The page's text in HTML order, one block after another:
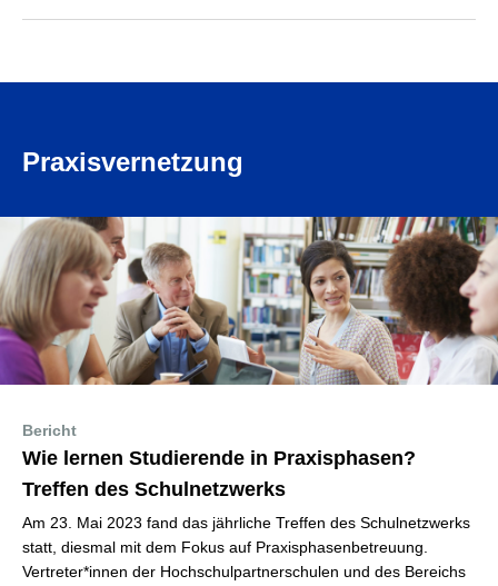
Praxisvernetzung
Bericht
Wie lernen Studierende in Praxisphasen?
Treffen des Schulnetzwerks
Am 23. Mai 2023 fand das jährliche Treffen des Schulnetzwerks
statt, diesmal mit dem Fokus auf Praxisphasenbetreuung.
Vertreter*innen der Hochschulpartnerschulen und des Bereichs